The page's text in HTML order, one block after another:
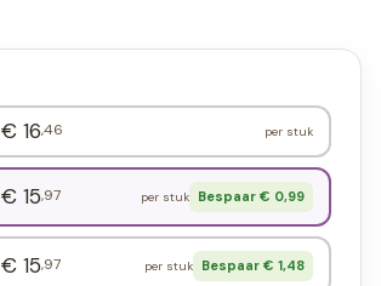
€ 16,46 per stuk
€ 15,97 per stuk Bespaar € 0,99
€ 15,97 per stuk Bespaar € 1,48